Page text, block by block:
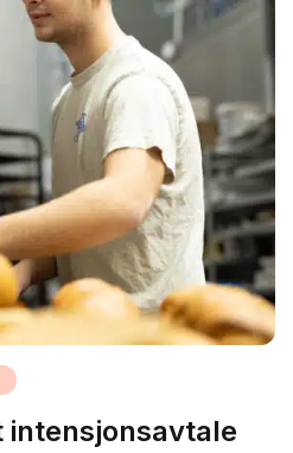
intensjonsavtale